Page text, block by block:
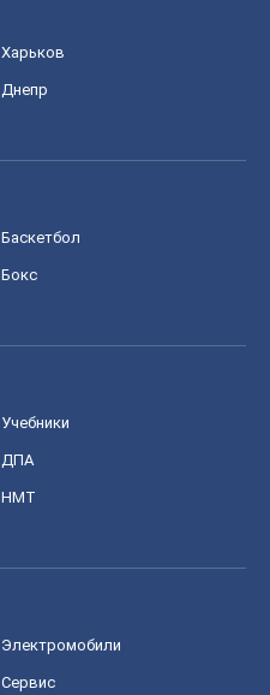
Харьков
Днепр
Баскетбол
Бокс
Учебники
ДПА
НМТ
Электромобили
Сервис